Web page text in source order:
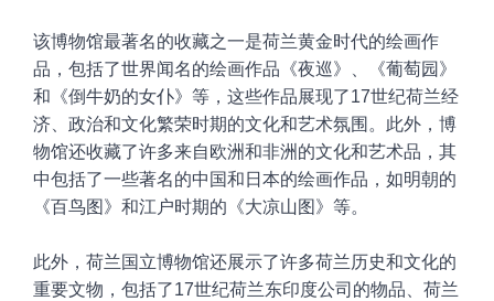
该博物馆最著名的收藏之一是荷兰黄金时代的绘画作
品，包括了世界闻名的绘画作品《夜巡》、《葡萄园》
和《倒牛奶的女仆》等，这些作品展现了17世纪荷兰经
济、政治和文化繁荣时期的文化和艺术氛围。此外，博
物馆还收藏了许多来自欧洲和非洲的文化和艺术品，其
中包括了一些著名的中国和日本的绘画作品，如明朝的
《百鸟图》和江户时期的《大凉山图》等。
此外，荷兰国立博物馆还展示了许多荷兰历史和文化的
重要文物，包括了17世纪荷兰东印度公司的物品、荷兰